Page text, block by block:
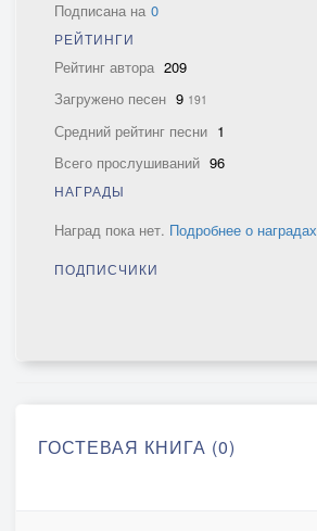
Подписана на 0
РЕЙТИНГИ
Рейтинг автора 209
Загружено песен 9 191
Средний рейтинг песни 1
Всего прослушиваний 96
НАГРАДЫ
Наград пока нет. Подробнее о наградах
ПОДПИСЧИКИ
ГОСТЕВАЯ КНИГА (0)